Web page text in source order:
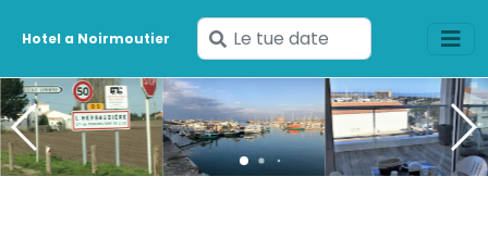
Hotel a Noirmoutier
Inserisci
le
tue
date